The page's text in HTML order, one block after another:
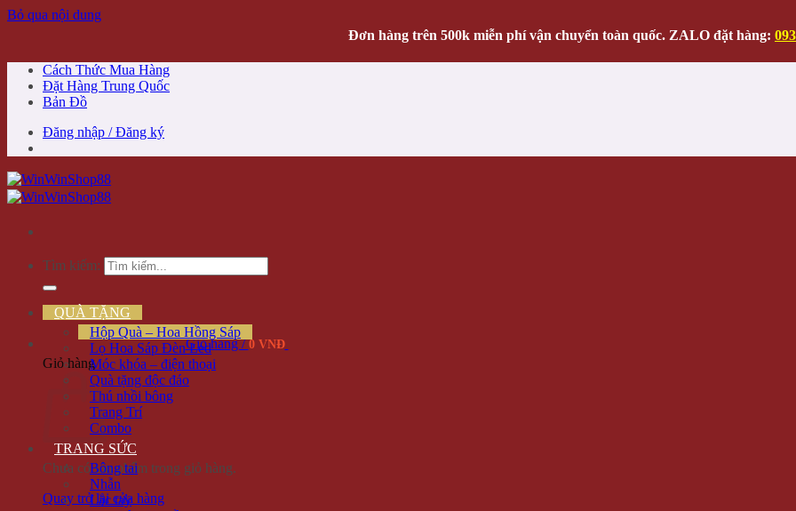
Bỏ qua nội dung
Đơn hàng trên 500k miễn phí vận chuyển toàn quốc. ZALO đặt hàng:
Cách Thức Mua Hàng
Đặt Hàng Trung Quốc
Bản Đồ
Đăng nhập / Đăng ký
Tìm kiếm:
Giỏ hàng /0 VNĐ
Giỏ hàng
Chưa có sản phẩm trong giỏ hàng.
Quay trở lại cửa hàng
QUÀ TẶNG
Hộp Quà – Hoa Hồng Sáp
Lọ Hoa Sáp Đèn Led
Móc khóa – điện thoại
Quà tặng độc đáo
Thú nhồi bông
Trang Trí
Combo
TRANG SỨC
Bông tai
Nhẫn
Lắc tay